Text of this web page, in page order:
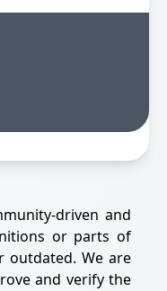
driven and
or parts of
outdated. We are
and verify the